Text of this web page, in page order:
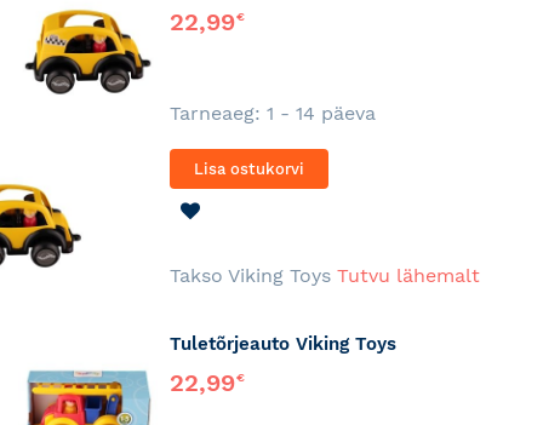
22,99€
Tarneaeg: 1 - 14 päeva
Lisa ostukorvi
Takso Viking Toys Tutvu lähemalt
Tuletõrjeauto Viking Toys
22,99€